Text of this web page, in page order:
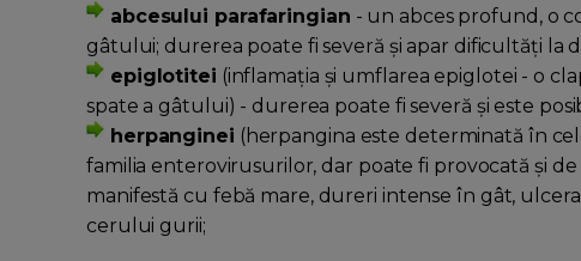
abcesului parafaringian - un abces profund, o
gâtului; durerea poate fi severă și apar dificultăți la
epiglotitei (inflamația și umflarea epiglotei - o
spate a gâtului) - durerea poate fi severă și este
herpanginei (herpangina este determinată în
familia enterovirusurilor, dar poate fi provocată și
manifestă cu febă mare, dureri intense în gât,
cerului gurii;